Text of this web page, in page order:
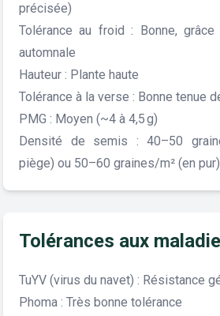
précisée)
Tolérance au froid : Bonne,
automnale
Hauteur : Plante haute
Tolérance à la verse : Bonne tenue
PMG : Moyen (~4 à 4,5 g)
Densité de semis : 40–50
piège) ou 50–60 graines/m² (en pur)
Tolérances aux
TuYV (virus du navet) : Résistance
Phoma : Très bonne tolérance